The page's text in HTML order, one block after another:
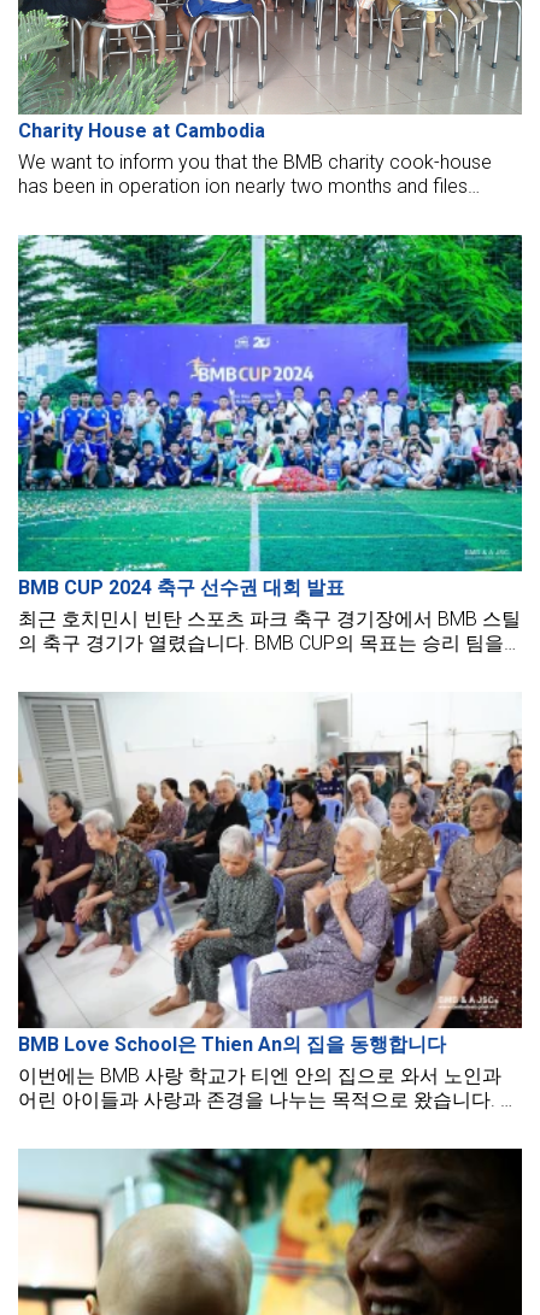
Charity House at Cambodia
We want to inform you that the BMB charity cook-house
has been in operation ion nearly two months and files
BMB CUP 2024 축구 선수권 대회 발표
최근 호치민시 빈탄 스포츠 파크 축구 경기장에서 BMB 스틸
의 축구 경기가 열렸습니다. BMB CUP의 목표는 승리 팀을
틸 가족의 구성원들 간의 교류와 연결의 기회를 만드는 것입
니다.
BMB Love School은 Thien An의 집을 동행합니다
이번에는 BMB 사랑 학교가 티엔 안의 집으로 와서 노인과
어린 아이들과 사랑과 존경을 나누는 목적으로 왔습니다. 이
다주기를 바랍니다.